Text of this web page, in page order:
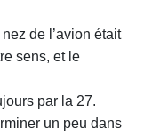
de l’avion était
sens, et le
par la 27.
un peu dans